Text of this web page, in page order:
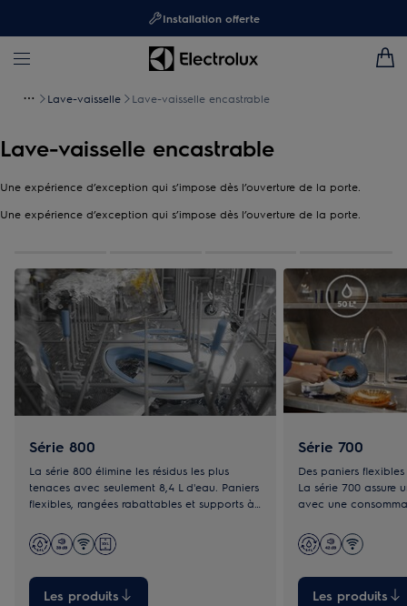
Installation offerte
Lave-vaisselle Lave-vaisselle encastrable
Lave-vaisselle encastrable
Une expérience d’exception qui s’impose dès l’ouverture de la porte.
Une expérience d’exception qui s’impose dès l’ouverture de la porte.
Série 800
La série 800 élimine les résidus les plus
tenaces avec seulement 8,4 L d'eau. Paniers
flexibles, rangées rabattables et supports à
optimisé.
Les produits
Série 700
Des paniers
La série 700 assure
avec une
dotés de sections
à la taille et à la
Les produits